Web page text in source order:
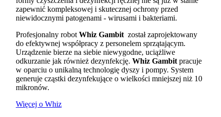
zapewnić kompleksowej i skutecznej ochrony przed
niewidocznymi patogenami - wirusami i bakteriami.
Profesjonalny robot Whiz Gambit został zaprojektowany
do efektywnej współpracy z personelem sprzątającym.
Urządzenie bierze na siebie niewygodne, uciążliwe
odkurzanie jak również dezynfekcję. Whiz Gambit pracuje
w oparciu o unikalną technologię dyszy i pompy. System
generuje cząstki dezynfekujące o wielkości mniejszej niż 10
mikronów.
Więcej o Whiz